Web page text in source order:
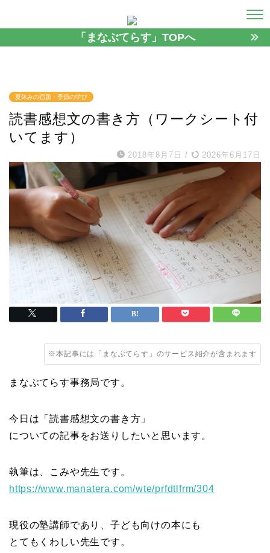
「まなぶてらす」TOPへ
夏休みの宿題・季節の学び
読書感想文の書き方（ワークシート付
いてます）
2018年8月7日 / 2026年6月17日
※本記事には「まなぶてらす」のサービス紹介が含まれます
まなぶてらす事務局です。
今日は「読書感想文の書き方」
についての記事をお送りしたいと思います。
執筆は、こみや先生です。
https://www.manatera.com/wte/prfdtlfrm/304
現役の塾講師であり、子ども向けの本にも
とてもくわしい先生です。